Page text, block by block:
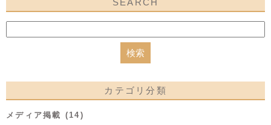
SEARCH
カテゴリ分類
メディア掲載 (14)